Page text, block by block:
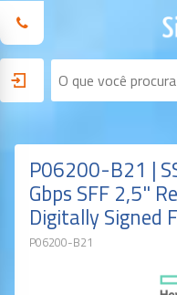
P06200-B21 |
Gbps SFF 2,5"
Digitally Signed
P06200-B21